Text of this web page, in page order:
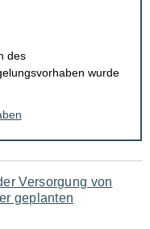
des
wurde
Versorgung von
geplanten